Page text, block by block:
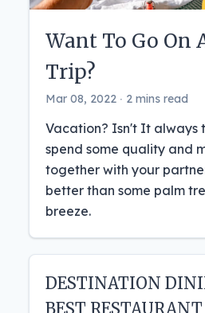
Want To Go On
Trip?
Mar 08, 2022 ‧ 2 mins read
Vacation? Isn't It always
spend some quality and
together with your
better than some palm
breeze.
DESTINATION
BEST